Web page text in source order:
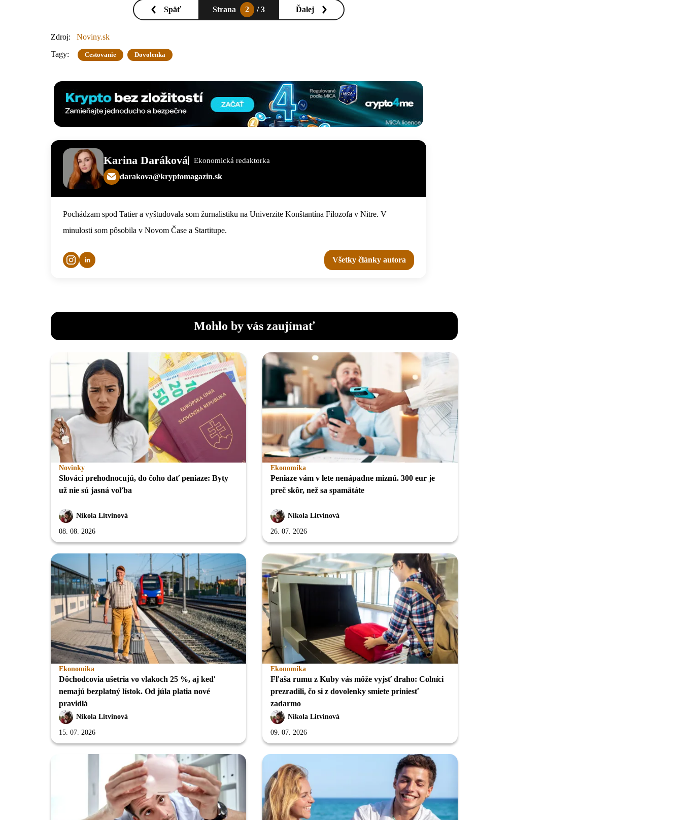
Späť Strana 2 / 3 Ďalej
Zdroj:
Noviny.sk
Tagy:
Cestovanie Dovolenka
Karina Daráková Ekonomická redaktorka
darakova@kryptomagazin.sk
Pochádzam spod Tatier a vyštudovala som žurnalistiku na Univerzite Konštantína Filozofa v Nitre. V
minulosti som pôsobila v Novom Čase a Startitupe.
Všetky články autora
Mohlo by vás zaujímať
Novinky
Slováci prehodnocujú, do čoho dať peniaze: Byty
už nie sú jasná voľba
Nikola Litvinová
08. 08. 2026
Ekonomika
Peniaze vám v lete nenápadne miznú. 300 eur je
preč skôr, než sa spamätáte
Nikola Litvinová
26. 07. 2026
Ekonomika
Dôchodcovia ušetria vo vlakoch 25 %, aj keď
nemajú bezplatný lístok. Od júla platia nové
pravidlá
Nikola Litvinová
15. 07. 2026
Ekonomika
Fľaša rumu z Kuby vás môže vyjsť draho: Colníci
prezradili, čo si z dovolenky smiete priniesť
zadarmo
Nikola Litvinová
09. 07. 2026